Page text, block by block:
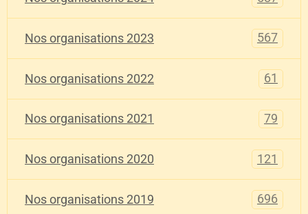
Nos organisations 2023 567
Nos organisations 2022 61
Nos organisations 2021 79
Nos organisations 2020 121
Nos organisations 2019 696